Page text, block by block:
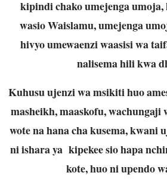
kipindi chako umejenga
wasio Waislamu, umejenga
hivyo umewaenzi waasisi wa
nalisema hili kwa
Kuhusu ujenzi wa msikiti huo
masheikh, maaskofu, wachungaji
wote na hana cha kusema, kwani
ni ishara ya kipekee sio hapa
kote, huo ni upendo